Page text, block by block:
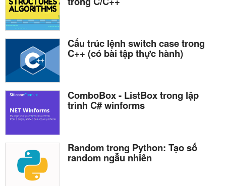
Cấu trúc lệnh switch case trong
C++ (có bài tập thực hành)
ComboBox - ListBox trong lập
trình C# winforms
Random trong Python: Tạo số
random ngẫu nhiên